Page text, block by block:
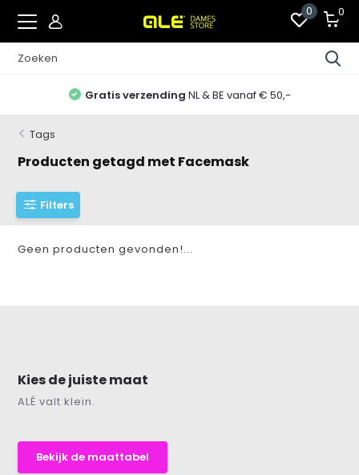
0 0
Gratis verzending NL & BE vanaf € 50,-
Tags
Producten getagd met Facemask
Filters
Geen producten gevonden!...
Kies de juiste maat
ALÉ valt klein.
Bekijk de maattabel